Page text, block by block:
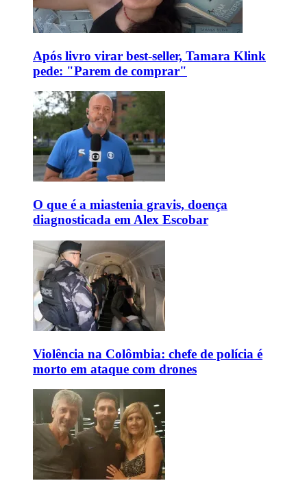
Após livro virar best-seller, Tamara Klink
pede: "Parem de comprar"
O que é a miastenia gravis, doença
diagnosticada em Alex Escobar
Violência na Colômbia: chefe de polícia é
morto em ataque com drones